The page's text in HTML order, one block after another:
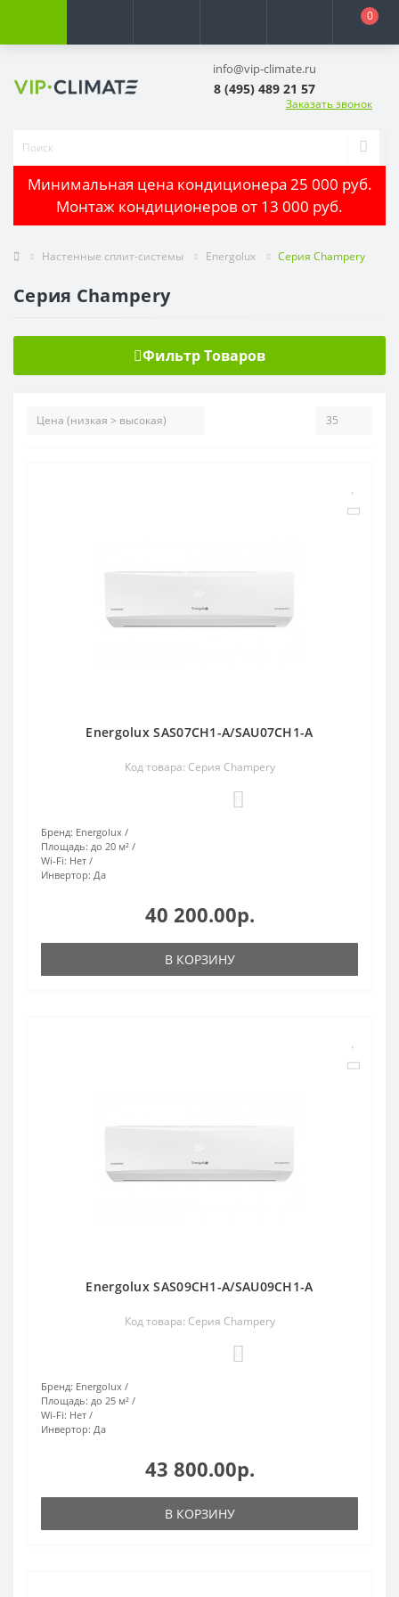
0
info@vip-climate.ru
8 (495) 489 21 57
Заказать звонок
Минимальная цена кондиционера 25 000 руб.
Монтаж кондиционеров от 13 000 руб.
Настенные сплит-системы Energolux Серия Champery
Серия Champery
Фильтр Товаров
Energolux SAS07CH1-A/SAU07CH1-A
Код товара: Серия Champery
Бренд: Energolux
Площадь: до 20 м²
Wi-Fi: Нет
Инвертор: Да
40 200.00р.
В КОРЗИНУ
Energolux SAS09CH1-A/SAU09CH1-A
Код товара: Серия Champery
Бренд: Energolux
Площадь: до 25 м²
Wi-Fi: Нет
Инвертор: Да
43 800.00р.
В КОРЗИНУ